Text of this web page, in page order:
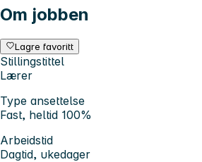
Om jobben
Lagre favoritt
Stillingstittel
Lærer
Type ansettelse
Fast, heltid 100%
Arbeidstid
Dagtid, ukedager